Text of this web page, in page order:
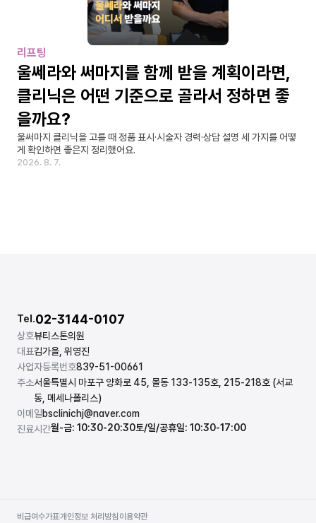
리프팅
울쎄라와 써마지를 함께 받을 계획이라면,
클리닉은 어떤 기준으로 골라서 정하면 좋
을까요?
울써마지 클리닉을 고를 때 정품 표시·시술자 경력·상담 설명 세 가지를 어떻
게 확인하면 좋은지 정리했어요.
2026. 8. 7.
상호뷰티스톤의원
대표김가을, 위영진
사업자등록번호839-51-00661
주소서울특별시 마포구 양화로 45, 몰동 133-135호, 215-218호 (서교
동, 메세나폴리스)
이메일bsclinichj@naver.com
진료시간월-금: 10:30-20:30토/일/공휴일: 10:30-17:00
Tel.02-3144-0107
비급여수가표개인정보 처리방침 이용약관